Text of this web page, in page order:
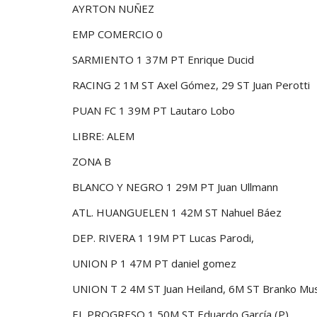
AYRTON NUÑEZ
EMP COMERCIO 0
SARMIENTO 1 37M PT Enrique Ducid
RACING 2 1M ST Axel Gómez, 29 ST Juan Perotti
PUAN FC 1 39M PT Lautaro Lobo
LIBRE: ALEM
ZONA B
BLANCO Y NEGRO 1 29M PT Juan Ullmann
ATL. HUANGUELEN 1 42M ST Nahuel Báez
DEP. RIVERA 1 19M PT Lucas Parodi,
UNION P 1 47M PT daniel gomez
UNION T 2 4M ST Juan Heiland, 6M ST Branko
EL PROGRESO 1 50M ST Eduardo García (P)